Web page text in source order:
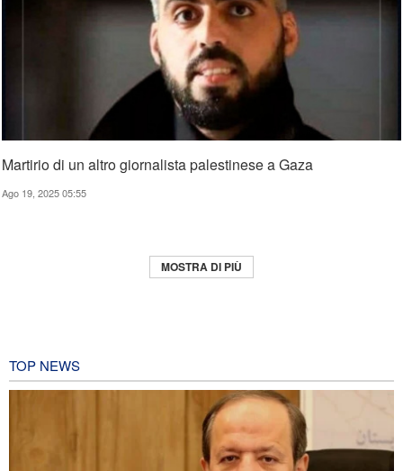
Martirio di un altro giornalista palestinese a Gaza
Ago 19, 2025 05:55
MOSTRA DI PIÙ
TOP NEWS